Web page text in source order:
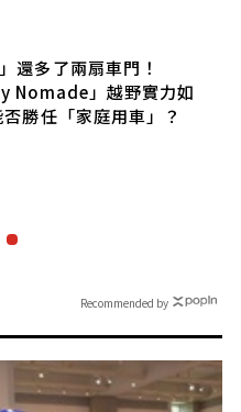
還多了兩扇車門！
Nomade」越野實力如
勝任「家庭用車」？
Recommended by